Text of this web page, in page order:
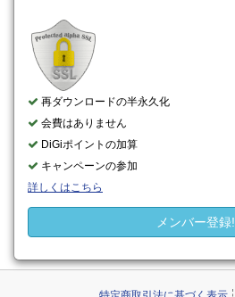
再ダウンロードの半永久化
会費はありません
DiGiポイントの加算
キャンペーンの参加
詳しくはこちら
メンバー登録!